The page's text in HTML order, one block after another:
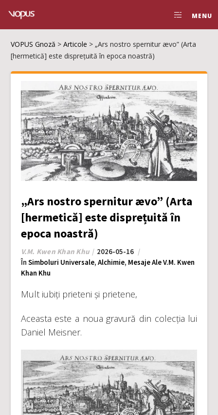
MENU
VOPUS Gnoză >Articole > „Ars nostro spernitur ævo” (Arta
[hermetică] este disprețuită în epoca noastră)
„Ars nostro spernitur ævo” (Arta
[hermetică] este disprețuită în
epoca noastră)
V.M. Kwen Khan Khu
2026-05-16
În Simboluri Universale, Alchimie, Mesaje Ale V.M. Kwen
Khan Khu
Mult iubiți prieteni și prietene,
Aceasta este a noua gravură din colecția lui
Daniel Meisner.